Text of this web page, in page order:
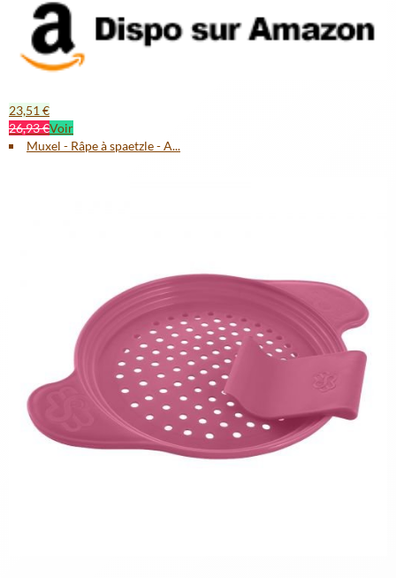
23,51 €
26,93 €Voir
Muxel - Râpe à spaetzle - A...